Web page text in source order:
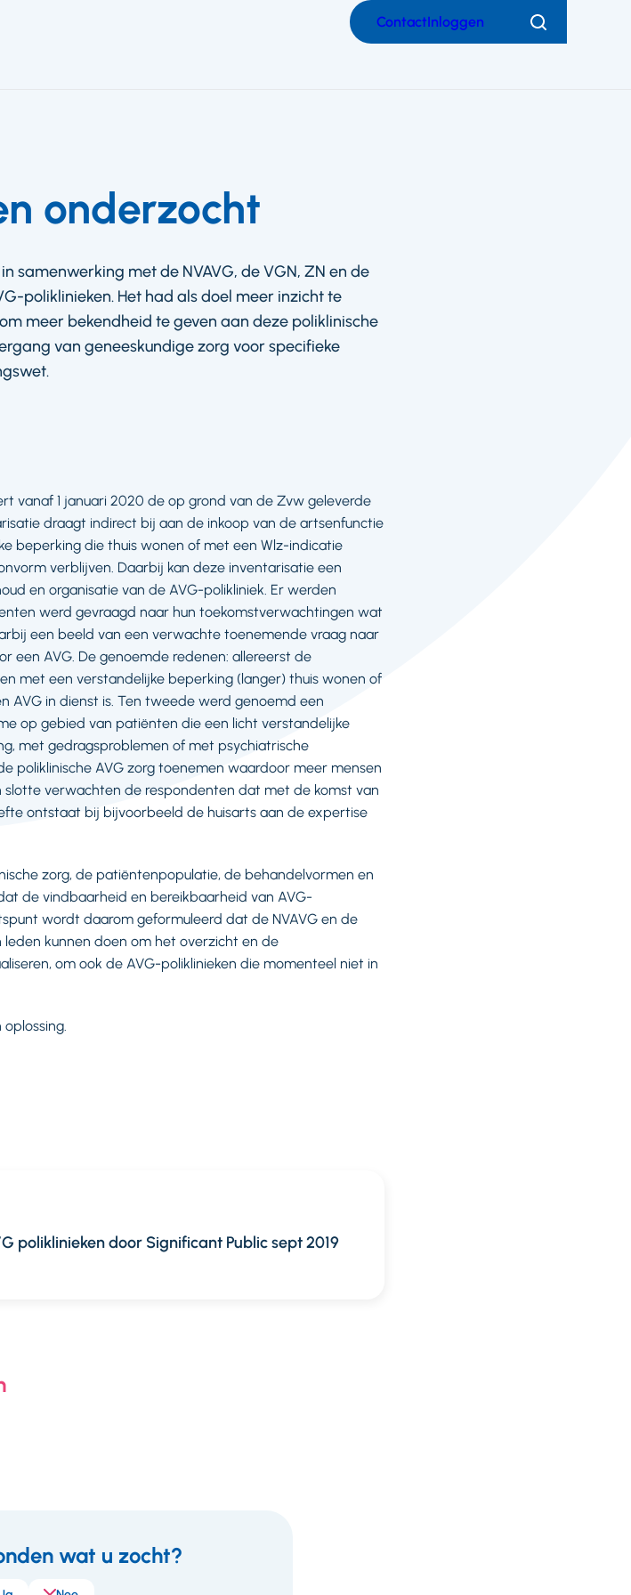
ContactInloggen Zoeken
onderzocht
samenwerking met de NVAVG, de VGN, ZN en de
poliklinieken. Het had als doel meer inzicht te
meer bekendheid te geven aan deze poliklinische
van geneeskundige zorg voor specifieke
vanaf 1 januari 2020 de op grond van de Zvw geleverde
draagt indirect bij aan de inkoop van de artsenfunctie
beperking die thuis wonen of met een Wlz-indicatie
verblijven. Daarbij kan deze inventarisatie een
en organisatie van de AVG-polikliniek. Er werden
werd gevraagd naar hun toekomstverwachtingen wat
een beeld van een verwachte toenemende vraag naar
een AVG. De genoemde redenen: allereerst de
met een verstandelijke beperking (langer) thuis wonen of
AVG in dienst is. Ten tweede werd genoemd een
op gebied van patiënten die een licht verstandelijke
met gedragsproblemen of met psychiatrische
poliklinische AVG zorg toenemen waardoor meer mensen
verwachten de respondenten dat met de komst van
ontstaat bij bijvoorbeeld de huisarts aan de expertise
zorg, de patiëntenpopulatie, de behandelvormen en
de vindbaarheid en bereikbaarheid van AVG-
wordt daarom geformuleerd dat de NVAVG en de
leden kunnen doen om het overzicht en de
om ook de AVG-poliklinieken die momenteel niet in
poliklinieken door Significant Public sept 2019
wat u zocht?